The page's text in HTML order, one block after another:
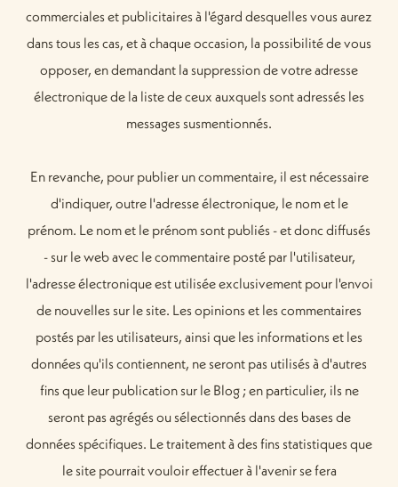
commerciales et publicitaires à l'égard desquelles vous aurez
dans tous les cas, et à chaque occasion, la possibilité de vous
opposer, en demandant la suppression de votre adresse
électronique de la liste de ceux auxquels sont adressés les
messages susmentionnés.
En revanche, pour publier un commentaire, il est nécessaire
d'indiquer, outre l'adresse électronique, le nom et le
prénom. Le nom et le prénom sont publiés - et donc diffusés
- sur le web avec le commentaire posté par l'utilisateur,
l'adresse électronique est utilisée exclusivement pour l'envoi
de nouvelles sur le site. Les opinions et les commentaires
postés par les utilisateurs, ainsi que les informations et les
données qu'ils contiennent, ne seront pas utilisés à d'autres
fins que leur publication sur le Blog ; en particulier, ils ne
seront pas agrégés ou sélectionnés dans des bases de
données spécifiques. Le traitement à des fins statistiques que
le site pourrait vouloir effectuer à l'avenir se fera